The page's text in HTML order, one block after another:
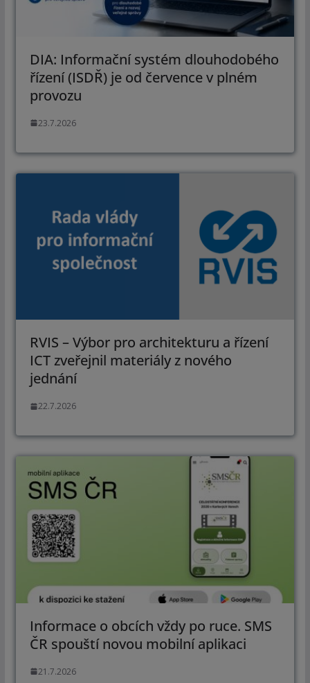
DIA: Informační systém dlouhodobého
řízení (ISDŘ) je od července v plném
provozu
23.7.2026
RVIS – Výbor pro architekturu a řízení
ICT zveřejnil materiály z nového
jednání
22.7.2026
Informace o obcích vždy po ruce. SMS
ČR spouští novou mobilní aplikaci
21.7.2026